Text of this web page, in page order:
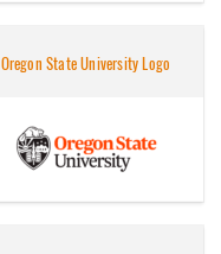
Oregon State University Logo